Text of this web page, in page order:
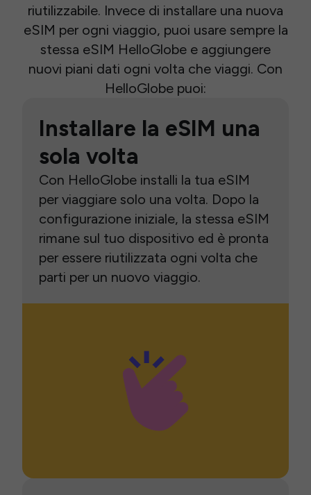
riutilizzabile. Invece di installare una nuova
eSIM per ogni viaggio, puoi usare sempre la
stessa eSIM HelloGlobe e aggiungere
nuovi piani dati ogni volta che viaggi. Con
HelloGlobe puoi:
Installare la eSIM una
sola volta
Con HelloGlobe installi la tua eSIM
per viaggiare solo una volta. Dopo la
configurazione iniziale, la stessa eSIM
rimane sul tuo dispositivo ed è pronta
per essere riutilizzata ogni volta che
parti per un nuovo viaggio.